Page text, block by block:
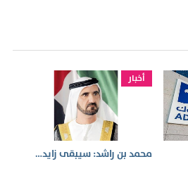
أخبار
محمد بن راشد: سيبقى زايد…